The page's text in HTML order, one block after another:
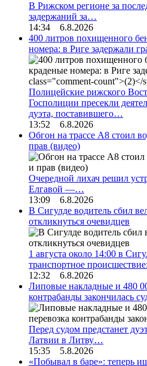
В Рижском регионе за
задержаний за…
14:34 6.8.2026
400 литров похищенного
номера: в Риге задержали
Полицейские рижского
Госполиции пресекли
дуэта, поставившего…
13:52 6.8.2026
Обгон на трассе А8 стоил
прав (видео)
Очередной лихач решил
Елгавой —…
13:09 6.8.2026
В Сигулде водитель сбил
откликнуться очевидцев
1 августа около 14:00 в
транспортное
12:32 6.8.2026
Липовые накладные и 480
контрабанды закончилась
Перед судом предстанет
Латвии в Литву…
15:35 5.8.2026
«Побывал в баре»: теперь